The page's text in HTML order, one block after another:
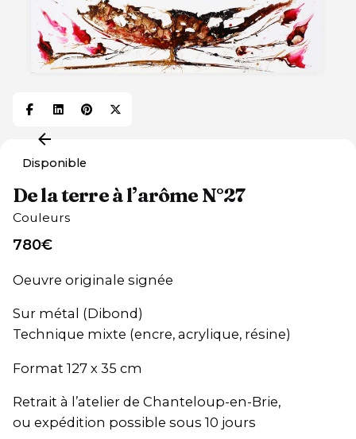
Disponible
De la terre à l’arôme N°27
Couleurs
780€
Oeuvre originale signée
Sur métal (Dibond)
Technique mixte (encre, acrylique, résine)
Format 127 x 35 cm
Retrait à l’atelier de Chanteloup-en-Brie,
ou expédition possible sous 10 jours